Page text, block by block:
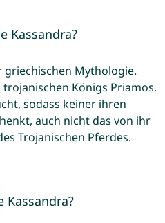
Kassandra?
griechischen Mythologie.
Königs Priamos.
sodass keiner ihren
auch nicht das von ihr
Trojanischen Pferdes.
Kassandra?